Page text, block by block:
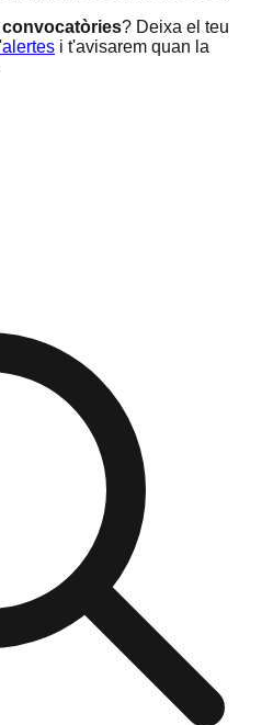
? Deixa el teu
i t'avisarem quan la